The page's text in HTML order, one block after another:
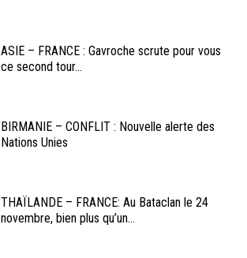
ASIE – FRANCE : Gavroche scrute pour vous
ce second tour...
BIRMANIE – CONFLIT : Nouvelle alerte des
Nations Unies
THAÏLANDE – FRANCE: Au Bataclan le 24
novembre, bien plus qu’un...